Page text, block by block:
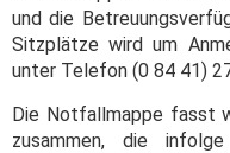
und die
Sitzplätze wird um
unter Telefon (0 84 41)
Die Notfallmappe fasst
zusammen, die